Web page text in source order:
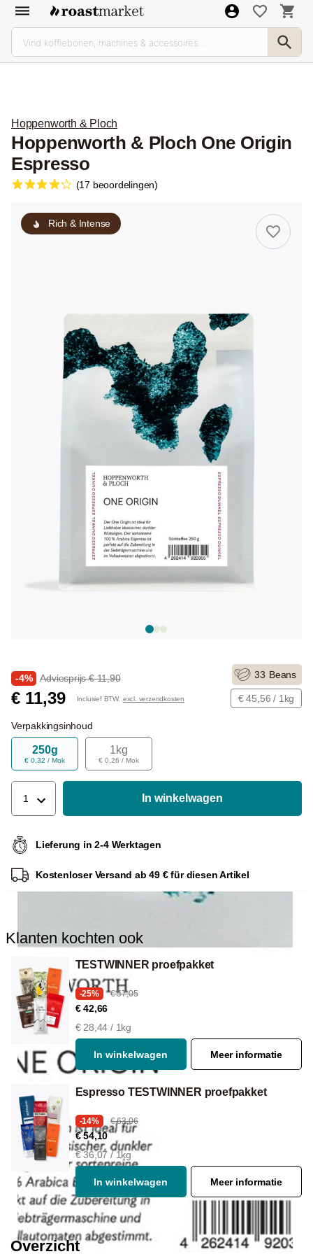
Hoppenworth & Ploch
Hoppenworth & Ploch One Origin
Espresso
(17 beoordelingen)
Rich & Intense
-4% Adviesprijs € 11,90
€ 11,39 Inclusief BTW. excl. verzendkosten
33 Beans
€ 45,56 / 1kg
Verpakkingsinhoud
250g
€ 0,32 / Mok
1kg
€ 0,26 / Mok
1 In winkelwagen
Lieferung in 2-4 Werktagen
Kostenloser Versand ab 49 € für diesen Artikel
Klanten kochten ook
TESTWINNER proefpakket
-25% € 57,05
€ 42,66
€ 28,44 / 1kg
In winkelwagen Meer informatie
Espresso TESTWINNER proefpakket
-14% € 63,06
€ 54,10
€ 36,07 / 1kg
In winkelwagen Meer informatie
Overzicht